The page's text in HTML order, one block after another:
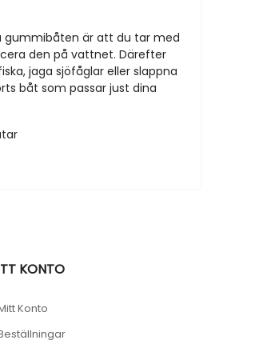
gummibåten är att du tar med
den på vattnet. Därefter
jaga sjöfåglar eller slappna
båt som passar just dina
KONTO
Konto